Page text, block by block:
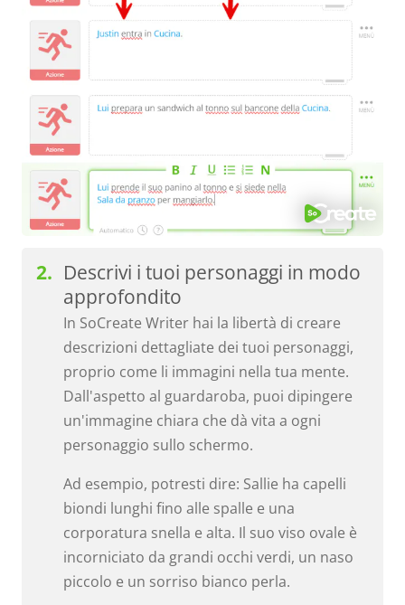
Descrivi i tuoi personaggi in modo
approfondito
In SoCreate Writer hai la libertà di creare
descrizioni dettagliate dei tuoi personaggi,
proprio come li immagini nella tua mente.
Dall'aspetto al guardaroba, puoi dipingere
un'immagine chiara che dà vita a ogni
personaggio sullo schermo.
Ad esempio, potresti dire: Sallie ha capelli
biondi lunghi fino alle spalle e una
corporatura snella e alta. Il suo viso ovale è
incorniciato da grandi occhi verdi, un naso
piccolo e un sorriso bianco perla.